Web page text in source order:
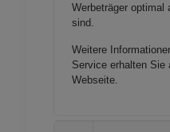
Werbeträger optimal
sind.
Weitere
Service erhalten Sie
Webseite